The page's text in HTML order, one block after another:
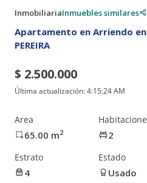
InmobiliariaInmuebles similares
Apartamento en Arriendo en
PEREIRA
$ 2.500.000
Última actualización:4:15:24 AM
Area
65.00 m2 2
Estrato
4
Estado
Usado